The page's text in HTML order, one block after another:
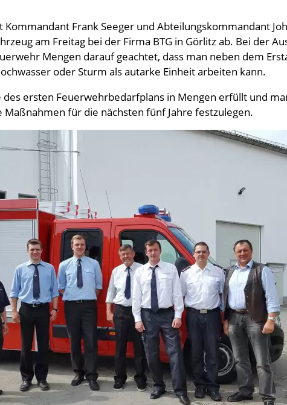
Kommandant Frank Seeger und Abteilungskommandant
am Freitag bei der Firma BTG in Görlitz ab. Bei der
Mengen darauf geachtet, dass man neben dem
oder Sturm als autarke Einheit arbeiten kann.
des ersten Feuerwehrbedarfplans in Mengen erfüllt und
Maßnahmen für die nächsten fünf Jahre festzulegen.